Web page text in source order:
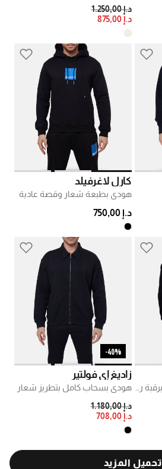
PRICE REDUCED FROM
د.إ 1.250,00
TO
د.إ 875,00
كارل لاغرفيلد
هودي بطبعة شعار وقصة عادية
د.إ 750,00
40%-
زاديغ إي فولتير
هودي بسحاب كامل بتطريز شعار
PRICE REDUCED FROM
د.إ 1.180,00
TO
د.إ 708,00
تحميل المزيد